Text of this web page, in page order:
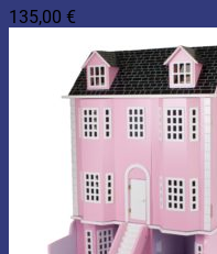
135,00 €